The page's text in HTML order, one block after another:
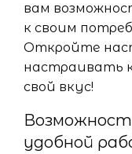
вам
к своим
Откройте
настраивать
свой вкус!
удобной